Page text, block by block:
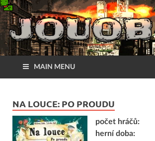
MAIN MENU
NA LOUCE: PO PROUDU
počet hráčů:
herní doba: